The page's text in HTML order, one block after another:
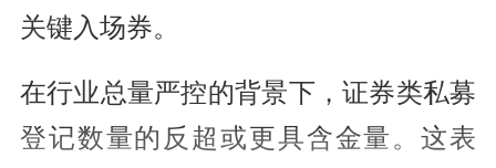
关键入场券。
在行业总量严控的背景下，证券类私募
登记数量的反超或更具含金量。这表